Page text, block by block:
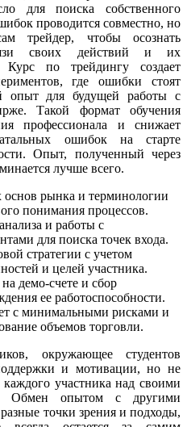
для поиска собственного
проводится совместно, но
трейдер, чтобы осознать
своих действий и их
Курс по трейдингу создает
где ошибки стоят
опыт для будущей работы с
Такой формат обучения
профессионала и снижает
ошибок на старте
Опыт, полученный через
лучше всего.
основ рынка и терминологии
понимания процессов.
и работы с
для поиска точек входа.
стратегии с учетом
и целей участника.
демо-счете и сбор
ее работоспособности.
с минимальными рисками и
объемов торговли.
окружающее студентов
и мотивации, но не
участника над своими
Обмен опытом с другими
точки зрения и подходы,